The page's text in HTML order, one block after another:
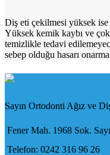
Diş eti çekilmesi yüksek ise
Yüksek kemik kaybı ve
temizlikle tedavi
sebep olduğu hasarı
Sayın Ortodonti Ağız ve
Fener Mah. 1968 Sok.
Telefon: 0242 316 96 26